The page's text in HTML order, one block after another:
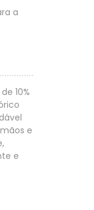
a
10%
e
e